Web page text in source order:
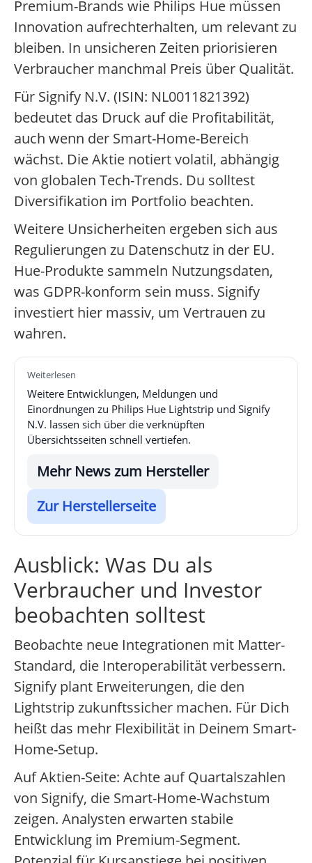
Premium-Brands wie Philips Hue müssen
Innovation aufrechterhalten, um relevant zu
bleiben. In unsicheren Zeiten priorisieren
Verbraucher manchmal Preis über Qualität.
Für Signify N.V. (ISIN: NL0011821392)
bedeutet das Druck auf die Profitabilität,
auch wenn der Smart-Home-Bereich
wächst. Die Aktie notiert volatil, abhängig
von globalen Tech-Trends. Du solltest
Diversifikation im Portfolio beachten.
Weitere Unsicherheiten ergeben sich aus
Regulierungen zu Datenschutz in der EU.
Hue-Produkte sammeln Nutzungsdaten,
was GDPR-konform sein muss. Signify
investiert hier massiv, um Vertrauen zu
wahren.
Weiterlesen
Weitere Entwicklungen, Meldungen und
Einordnungen zu Philips Hue Lightstrip und Signify
N.V. lassen sich über die verknüpften
Übersichtsseiten schnell vertiefen.
Mehr News zum Hersteller
Zur Herstellerseite
Ausblick: Was Du als
Verbraucher und Investor
beobachten solltest
Beobachte neue Integrationen mit Matter-
Standard, die Interoperabilität verbessern.
Signify plant Erweiterungen, die den
Lightstrip zukunftssicher machen. Für Dich
heißt das mehr Flexibilität in Deinem Smart-
Home-Setup.
Auf Aktien-Seite: Achte auf Quartalszahlen
von Signify, die Smart-Home-Wachstum
zeigen. Analysten erwarten stabile
Entwicklung im Premium-Segment.